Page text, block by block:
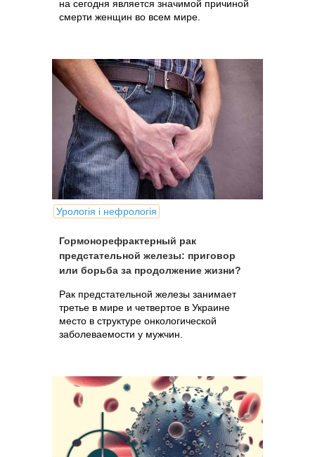
на сегодня является значимой причиной
смерти женщин во всем мире.
Урологія і нефрологія
Гормонорефрактерный рак
предстательной железы: приговор
или борьба за продолжение жизни?
Рак предстательной железы занимает
третье в мире и четвертое в Украине
место в структуре онкологической
заболеваемости у мужчин.